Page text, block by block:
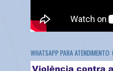
WHATSAPP PARA ATENDIMENTO: